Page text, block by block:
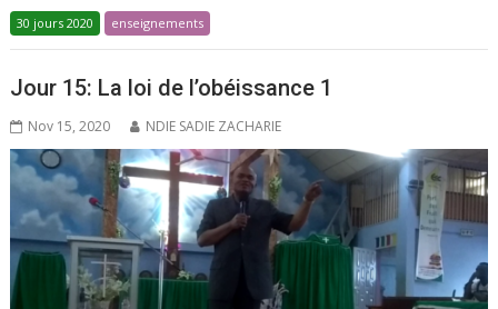
e
b
o
o
k
itt
er
ai
l
at
s
A
p
p
ta
g
er
30 jours 2020 enseignements
Jour 15: La loi de l’obéissance 1
Nov 15, 2020 NDIE SADIE ZACHARIE